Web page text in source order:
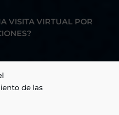
de las
VISITA VIRTUAL POR